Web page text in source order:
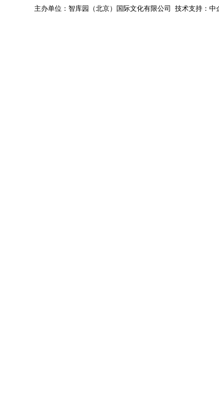
主办单位：智库园（北京）国际文化有限公司 技术支持：